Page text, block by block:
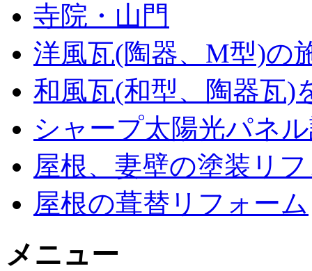
寺院・山門
洋風瓦(陶器、M型)の
和風瓦(和型、陶器瓦)
シャープ太陽光パネ
屋根、妻壁の塗装リ
屋根の葺替リフォーム
メニュー